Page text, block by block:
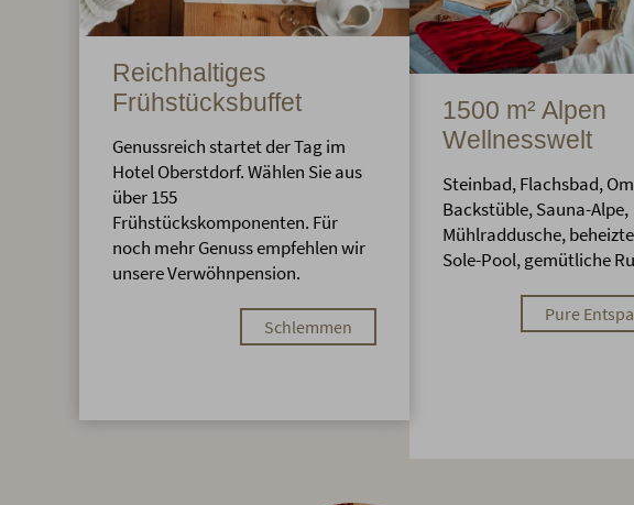
Reichhaltiges
Frühstücksbuffet
Genussreich startet der Tag im
Hotel Oberstdorf. Wählen Sie aus
über 155
Frühstückskomponenten. Für
noch mehr Genuss empfehlen wir
unsere Verwöhnpension.
Schlemmen
1500 m² Alpen
Wellnesswelt
Steinbad, Flachsbad,
Backstüble, Sauna-Alpe,
Mühlraddusche,
Sole-Pool, gemütliche
Pure